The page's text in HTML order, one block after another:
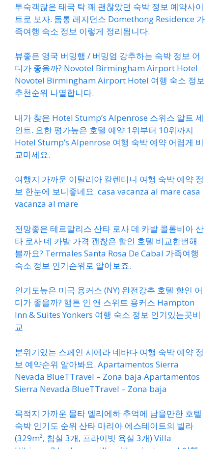
투숙객많은 태국 탁 꽤 괜찮았던 숙박 정보 예약사이
트로 보자. 돔통 레지던스 Domethong Residence 가
족여행 숙소 정보 이렇게 정리됩니다.
뷰좋은 영국 버밍햄 / 버밍엄 강추하는 숙박 정보 어
디가 좋을까? Novotel Birmingham Airport Hotel
Novotel Birmingham Airport Hotel 여행 숙소 정보
추천순위 나열합니다.
내가 찾은 Hotel Stump’s Alpenrose 스위스 알트 세
인트. 요한 평가높은 호텔 예약 1위부터 10위까지
Hotel Stump’s Alpenrose 여행 숙박 예약 어렵게 비
교마세요.
여행지 가까운 이탈리아 칼렌티니 여행 숙박 예약 정
보 한눈에 보니좋네요. casa vacanza al mare casa
vacanza al mare
전망좋은 테르말리스 산타 로사 데 카발 콜롬비아 산
타 로사 데 카발 가격 괜찮은 할인 호텔 비교한번해
볼까요? Termales Santa Rosa De Cabal 가족여행
숙소 정보 인기순위로 알아보죠.
인기도높은 미국 용커스 (NY) 완전강추 호텔 할인 어
디가 좋을까? 햄튼 인 앤 스위트 용커스 Hampton
Inn & Suites Yonkers 여행 숙소 정보 인기있는곳비
교
분위기있는 스페인 시에라 네바다 여행 숙박 예약 정
보 예약순위 알아봐요. Apartamentos Sierra
Nevada BlueTTravel – Zona baja Apartamentos
Sierra Nevada BlueTTravel – Zona baja
목적지 가까운 몰타 멜리에하 추억에 남을만한 호텔
숙박 인기도 순위 산타 마리아 에스테이트의 빌라
(329m², 침실 3개, 프라이빗 욕실 3개) Villa